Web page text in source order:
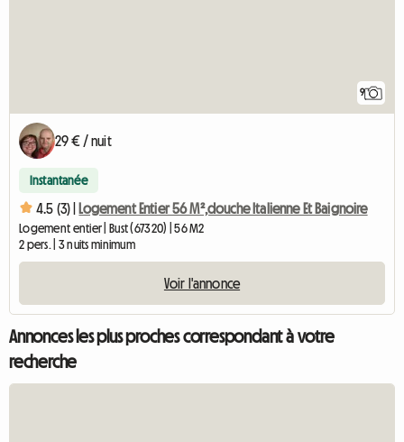
9
29 € / nuit
Instantanée
4.5 (3) | Logement Entier 56 M²,douche Italienne Et Baignoire
Logement entier | Bust (67320) | 56 M2
2 pers. | 3 nuits minimum
Voir l'annonce
Annonces les plus proches correspondant à votre
recherche